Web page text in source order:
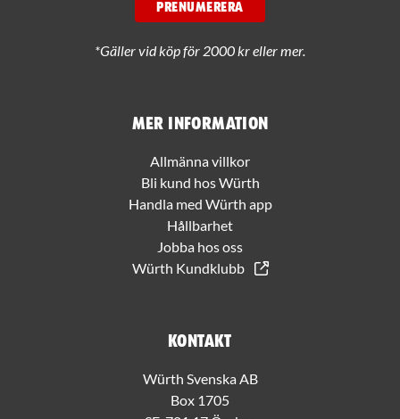
Mer information
Allmänna villkor
Bli kund hos Würth
Handla med Würth app
Hållbarhet
Jobba hos oss
Würth Kundklubb
Kontakt
Würth Svenska AB
Box 1705
PRENUMERERA
*Gäller vid köp för 2000 kr eller mer.